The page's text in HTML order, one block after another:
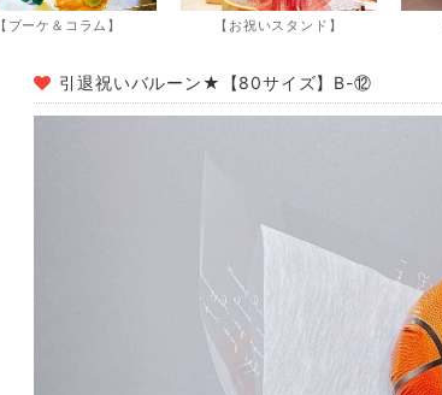
【ブーケ＆コラム】 【お祝いスタンド】
引退祝いバルーン★【80サイズ】B-⑫